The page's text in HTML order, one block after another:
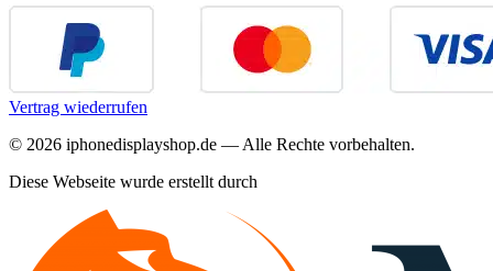
Vertrag wiederrufen
© 2026 iphonedisplayshop.de — Alle Rechte vorbehalten.
Diese Webseite wurde erstellt durch